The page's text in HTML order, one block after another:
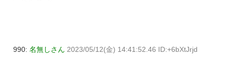
990: 名無しさん 2023/05/12(金) 14:41:52.46 ID:+6bXtJrjd